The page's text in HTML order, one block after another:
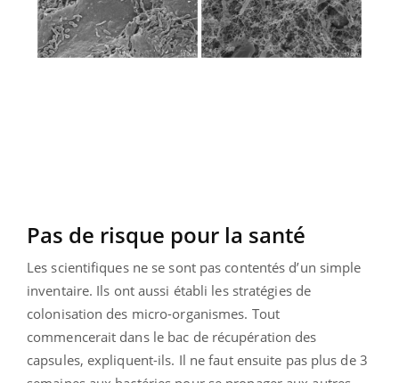
Pas de risque pour la santé
Les scientifiques ne se sont pas contentés d’un simple
inventaire. Ils ont aussi établi les stratégies de
colonisation des micro-organismes. Tout
commencerait dans le bac de récupération des
capsules, expliquent-ils. Il ne faut ensuite pas plus de 3